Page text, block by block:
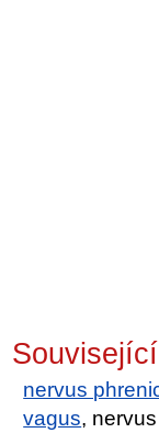
nervus
vagus,